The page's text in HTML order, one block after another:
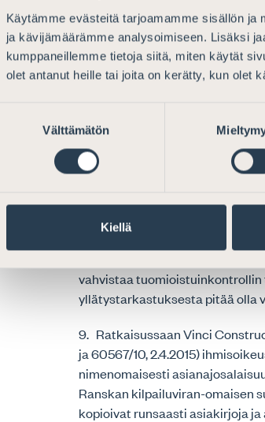
Käytämme evästeitä tarjoamamme sisällön ja
ja kävijämäärämme analysoimiseen. Lisäksi
kumppaneillemme tietoja siitä, miten käytät
olet antanut heille tai joita on kerätty, kun olet
Välttämätön
Kiellä
ei pääse kuitenkaan Euroopan
perustuslaissa säädetyllä
turvattu mahdollisuutta
tarkastuksen yhteydessä.
vahva suoja viranomaisen
ratkaisussa Ravon ym. v.
että tarkastuksen kohteeksi
ihmisoikeustuomioistuimen
vahvistaa
yllätystarkastuksesta pitää olla
9. Ratkaisussaan Vinci
ja 60567/10, 2.4.2015)
nimenomaisesti
Ranskan kilpailuviran-omaisen
kopioivat runsaasti asiakirjoja